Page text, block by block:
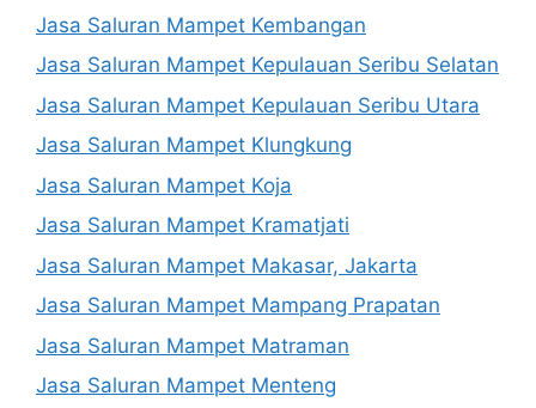
Jasa Saluran Mampet Kembangan
Jasa Saluran Mampet Kepulauan Seribu Selatan
Jasa Saluran Mampet Kepulauan Seribu Utara
Jasa Saluran Mampet Klungkung
Jasa Saluran Mampet Koja
Jasa Saluran Mampet Kramatjati
Jasa Saluran Mampet Makasar, Jakarta
Jasa Saluran Mampet Mampang Prapatan
Jasa Saluran Mampet Matraman
Jasa Saluran Mampet Menteng